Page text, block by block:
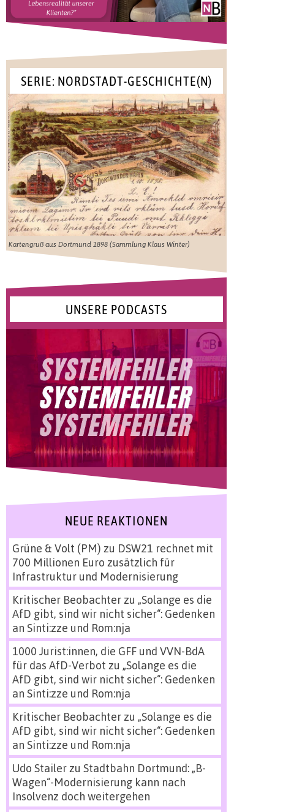
SERIE: NORDSTADT-GESCHICHTE(N)
Kartengruß aus Dortmund 1898 (Sammlung Klaus Winter)
UNSERE PODCASTS
NEUE REAKTIONEN
Grüne & Volt (PM) zu DSW21 rechnet mit
700 Millionen Euro zusätzlich für
Infrastruktur und Modernisierung
Kritischer Beobachterzu „Solange es die
AfD gibt, sind wir nicht sicher“: Gedenken
an Sinti:zze und Rom:nja
1000 Jurist:innen, die GFF und VVN-BdA
für das AfD-Verbot zu „Solange es die
AfD gibt, sind wir nicht sicher“: Gedenken
an Sinti:zze und Rom:nja
Kritischer Beobachterzu „Solange es die
AfD gibt, sind wir nicht sicher“: Gedenken
an Sinti:zze und Rom:nja
Udo Stailerzu Stadtbahn Dortmund: „B-
Wagen“-Modernisierung kann nach
Insolvenz doch weitergehen